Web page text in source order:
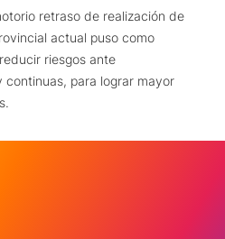
retraso de realización de
actual puso como
riesgos ante
para lograr mayor